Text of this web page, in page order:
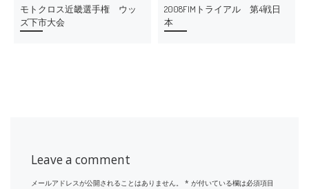
モトクロス近畿選手権 ウッ
ズ下市大会
2008FIMトライアル 第4戦日
本
Leave a comment
メールアドレスが公開されることはありません。 * が付いている欄は必須項目